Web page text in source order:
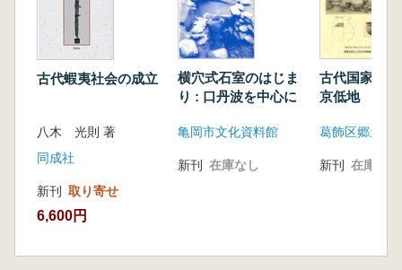
古代蝦夷社会の成立
八木 光則 著
同成社
新刊 取り寄せ
6,600円
横穴式石室のはじま
り : 口丹波を中心に
亀岡市文化資料館
新刊 在庫なし
古代国家形
京低地 3・4
る
新刊 在庫なし